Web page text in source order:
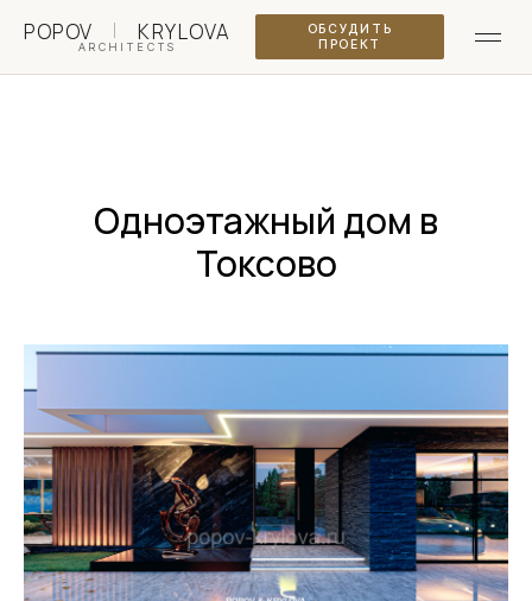
POPOV | KRYLOVA
ARCHITECTS
ОБСУДИТЬ
ПРОЕКТ
Одноэтажный дом в
Токсово